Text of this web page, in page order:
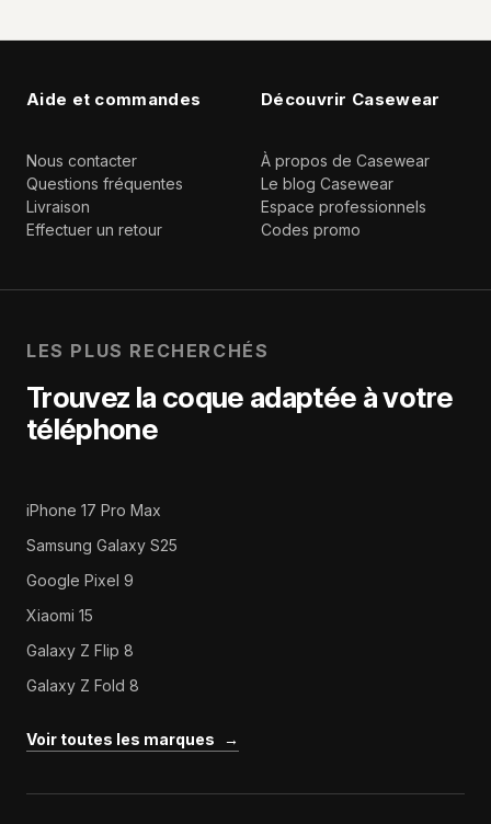
Aide et commandes
Nous contacter
Questions fréquentes
Livraison
Effectuer un retour
Découvrir Casewear
À propos de Casewear
Le blog Casewear
Espace professionnels
Codes promo
LES PLUS RECHERCHÉS
Trouvez la coque adaptée à votre
téléphone
iPhone 17 Pro Max
Samsung Galaxy S25
Google Pixel 9
Xiaomi 15
Galaxy Z Flip 8
Galaxy Z Fold 8
Voir toutes les marques →